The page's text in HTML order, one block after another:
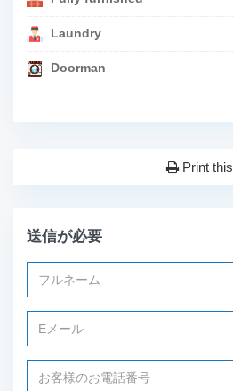
Laundry
Doorman
Print this
送信が必要